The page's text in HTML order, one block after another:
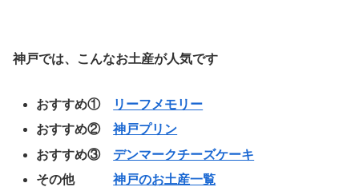
神戸では、こんなお土産が人気です
おすすめ①
リーフメモリー
おすすめ②神戸プリン
おすすめ③ デンマークチーズケーキ
その他神戸のお土産一覧